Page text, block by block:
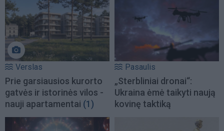
Verslas
Prie garsiausios kurorto
gatvės ir istorinės vilos -
nauji apartamentai (1)
Pasaulis
„Sterbliniai dronai“:
Ukraina ėmė taikyti naują
kovinę taktiką